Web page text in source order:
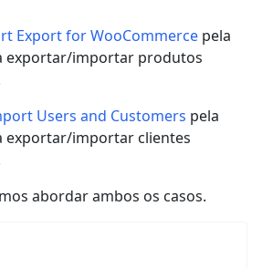
Export for WooCommerce pela
exportar/importar produtos
Users and Customers pela
exportar/importar clientes
abordar ambos os casos.